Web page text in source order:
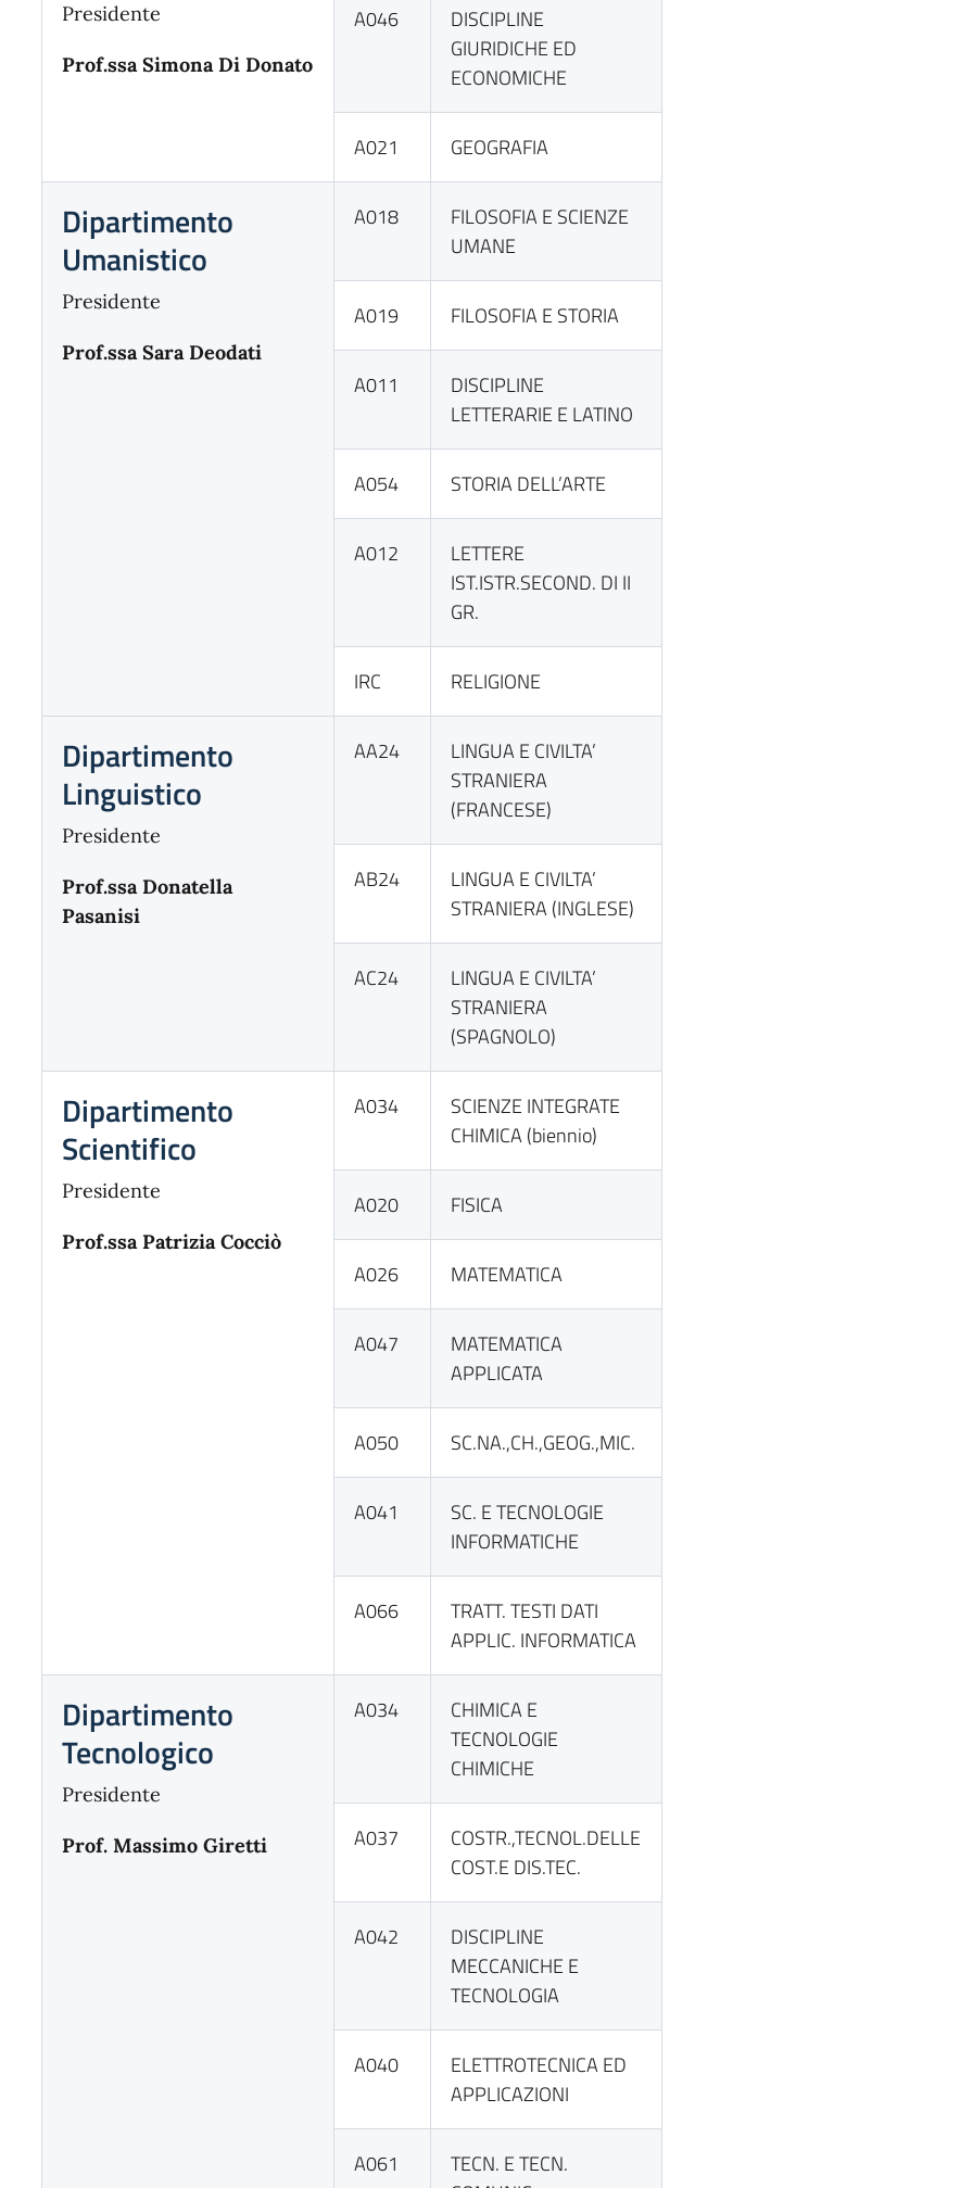
Presidente
Prof.ssa Simona Di Donato
A046
DISCIPLINE
GIURIDICHE ED
ECONOMICHE
A021 GEOGRAFIA
Dipartimento
Umanistico
Presidente
Prof.ssa Sara Deodati
A018
FILOSOFIA E SCIENZE
UMANE
A019 FILOSOFIA E STORIA
A011
DISCIPLINE
LETTERARIE E LATINO
A054 STORIA DELL’ARTE
A012
LETTERE
IST.ISTR.SECOND. DI II
GR.
IRC RELIGIONE
Dipartimento
Linguistico
Presidente
Prof.ssa Donatella
Pasanisi
AA24
LINGUA E CIVILTA’
STRANIERA
(FRANCESE)
AB24
LINGUA E CIVILTA’
STRANIERA (INGLESE)
AC24
LINGUA E CIVILTA’
STRANIERA
(SPAGNOLO)
Dipartimento
Scientifico
Presidente
Prof.ssa Patrizia Cocciò
A034
SCIENZE INTEGRATE
CHIMICA (biennio)
A020 FISICA
A026 MATEMATICA
A047
MATEMATICA
APPLICATA
A050 SC.NA.,CH.,GEOG.,MIC.
A041
SC. E TECNOLOGIE
INFORMATICHE
A066
TRATT. TESTI DATI
APPLIC. INFORMATICA
Dipartimento
Tecnologico
Presidente
Prof. Massimo Giretti
A034
CHIMICA E
TECNOLOGIE
CHIMICHE
A037
COSTR.,TECNOL.DELLE
COST.E DIS.TEC.
A042
DISCIPLINE
MECCANICHE E
TECNOLOGIA
A040
ELETTROTECNICA ED
APPLICAZIONI
A061
TECN. E TECN.